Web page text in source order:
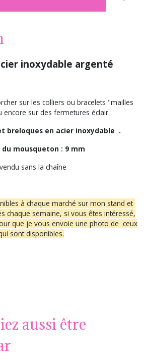
inoxydable argenté
sur les colliers ou bracelets "mailles
sur des fermetures éclair.
breloques en acier inoxydable .
du mousqueton : 9 mm
sans la chaîne
à chaque marché sur mon stand et
chaque semaine, si vous êtes intéressé,
que je vous envoie une photo de ceux
sont disponibles.
aussi être